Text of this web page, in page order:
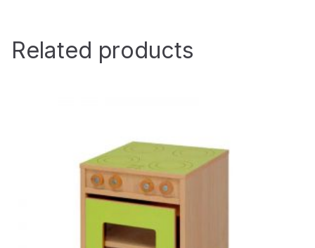
Related products